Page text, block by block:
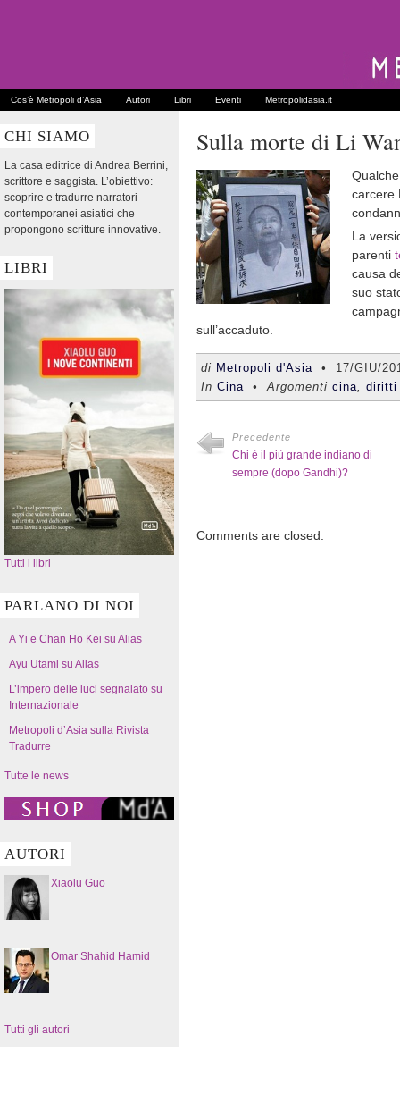
Cos’è Metropoli d’Asia Autori Libri Eventi Metropolidasia.it
CHI SIAMO
La casa editrice di Andrea Berrini,
scrittore e saggista. L’obiettivo:
scoprire e tradurre narratori
contemporanei asiatici che
propongono scritture innovative.
LIBRI
Tutti i libri
PARLANO DI NOI
A Yi e Chan Ho Kei su Alias
Ayu Utami su Alias
L’impero delle luci segnalato su
Internazionale
Metropoli d’Asia sulla Rivista
Tradurre
Tutte le news
AUTORI
Xiaolu Guo
Omar Shahid Hamid
Tutti gli autori
Sulla morte di Li
carcere
La
parenti
causa
suo
sull’accaduto.
di Metropoli d'Asia • 17/GIU/
In Cina • Argomenti cina, diritti
Precedente
Chi è il più grande indiano di
sempre (dopo Gandhi)?
Comments are closed.